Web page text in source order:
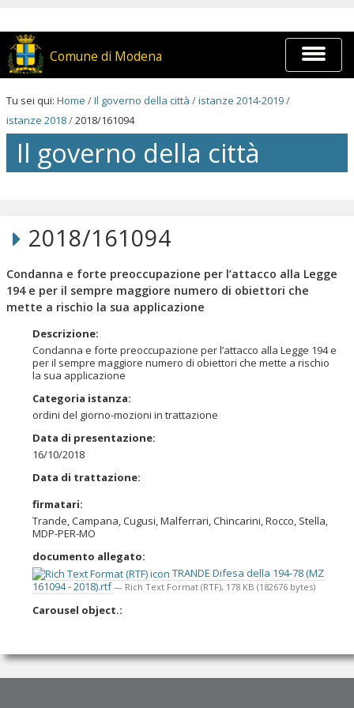
contenuti.
Salta
alla
Comune di Modena
Espandi
barra
di
Tu sei qui: Home /Il governo della città /istanze 2014-2019/
istanze 2018/2018/161094
Il governo della città
Salta
navigazione
2018/161094
Condanna e forte preoccupazione per l’attacco alla Legge
194 e per il sempre maggiore numero di obiettori che
mette a rischio la sua applicazione
Descrizione:
Condanna e forte preoccupazione per l’attacco alla Legge 194 e
per il sempre maggiore numero di obiettori che mette a rischio
la sua applicazione
Categoria istanza:
ordini del giorno-mozioni in trattazione
Data di presentazione:
16/10/2018
Data di trattazione:
firmatari:
Trande, Campana, Cugusi, Malferrari, Chincarini, Rocco, Stella,
MDP-PER-MO
documento allegato:
TRANDE Difesa della 194-78 (MZ
161094 - 2018).rtf— Rich Text Format (RTF), 178 KB (182676 bytes)
Carousel object.: